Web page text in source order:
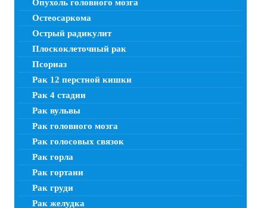
Опухоль головного мозга
Остеосаркома
Острый радикулит
Плоскоклеточный рак
Псориаз
Рак 12 перстной кишки
Рак 4 стадии
Рак вульвы
Рак головного мозга
Рак голосовых связок
Рак горла
Рак гортани
Рак груди
Рак желудка